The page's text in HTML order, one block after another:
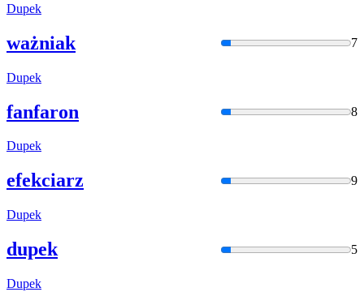
Dupek
ważniak 7
Dupek
fanfaron 8
Dupek
efekciarz 9
Dupek
dupek 5
Dupek